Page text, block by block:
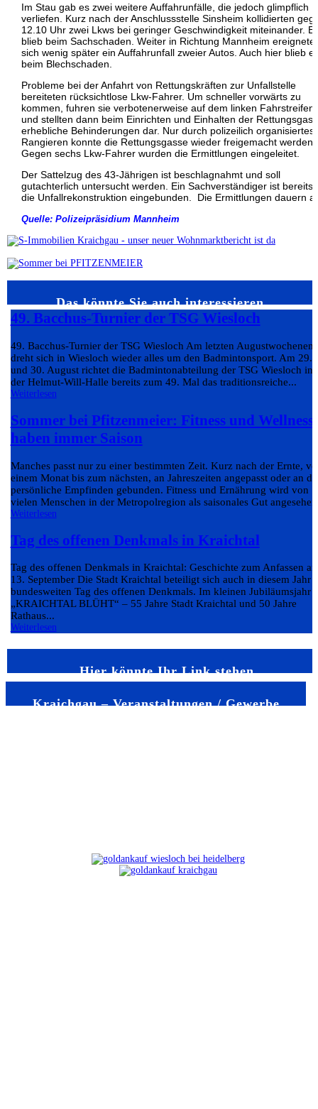
Im Stau gab es zwei weitere Auffahrunfälle, die jedoch glimpflich
verliefen. Kurz nach der Anschlussstelle Sinsheim kollidierten
12.10 Uhr zwei Lkws bei geringer Geschwindigkeit miteinander.
blieb beim Sachschaden. Weiter in Richtung Mannheim ereignete
sich wenig später ein Auffahrunfall zweier Autos. Auch hier blieb
beim Blechschaden.
Probleme bei der Anfahrt von Rettungskräften zur Unfallstelle
bereiteten rücksichtlose Lkw-Fahrer. Um schneller vorwärts zu
kommen, fuhren sie verbotenerweise auf dem linken Fahrstreifen
und stellten dann beim Einrichten und Einhalten der
erhebliche Behinderungen dar. Nur durch polizeilich organisiertes
Rangieren konnte die Rettungsgasse wieder freigemacht werden.
Gegen sechs Lkw-Fahrer wurden die Ermittlungen eingeleitet.
Der Sattelzug des 43-Jährigen ist beschlagnahmt und soll
gutachterlich untersucht werden. Ein Sachverständiger ist bereits
die Unfallrekonstruktion eingebunden. Die Ermittlungen dauern
Quelle: Polizeipräsidium Mannheim
Das könnte Sie auch interessieren…
49. Bacchus-Turnier der TSG Wiesloch
49. Bacchus-Turnier der TSG Wiesloch Am letzten
dreht sich in Wiesloch wieder alles um den Badmintonsport. Am 29.
und 30. August richtet die Badmintonabteilung der TSG Wiesloch in
der Helmut-Will-Halle bereits zum 49. Mal das traditionsreiche...
Weiterlesen
Sommer bei Pfitzenmeier: Fitness und Wellness
haben immer Saison
Manches passt nur zu einer bestimmten Zeit. Kurz nach der Ernte,
einem Monat bis zum nächsten, an Jahreszeiten angepasst oder an
persönliche Empfinden gebunden. Fitness und Ernährung wird von
vielen Menschen in der Metropolregion als saisonales Gut
Weiterlesen
Tag des offenen Denkmals in Kraichtal
Tag des offenen Denkmals in Kraichtal: Geschichte zum Anfassen
13. September Die Stadt Kraichtal beteiligt sich auch in diesem Jahr
bundesweiten Tag des offenen Denkmals. Im kleinen Jubiläumsjahr
„KRAICHTAL BLÜHT“ – 55 Jahre Stadt Kraichtal und 50 Jahre
Rathaus...
Weiterlesen
Hier könnte Ihr Link stehen
Kraichgau – Veranstaltungen / Gewerbe